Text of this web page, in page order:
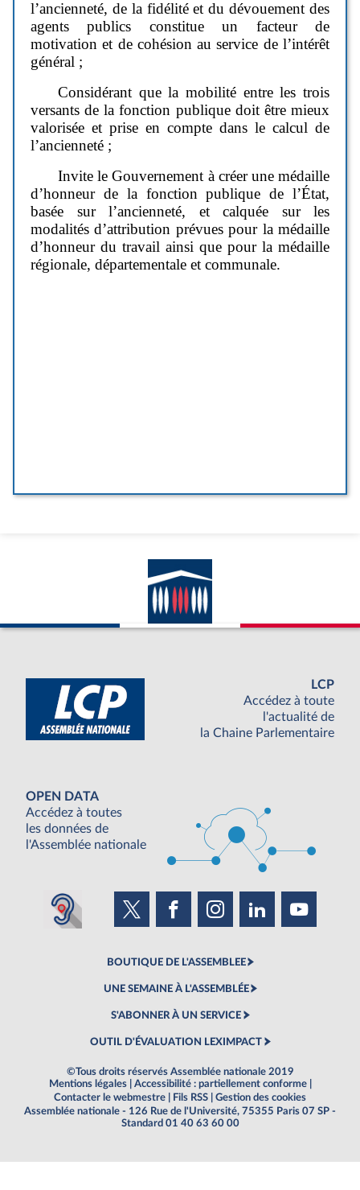
LCP
Accédez à toute
l'actualité de
la Chaine Parlementaire
OPEN DATA
Accédez à toutes
les données de
l'Assemblée nationale
BOUTIQUE DE L'ASSEMBLEE
UNE SEMAINE À L'ASSEMBLÉE
S'ABONNER À UN SERVICE
OUTIL D'ÉVALUATION LEXIMPACT
©Tous droits réservés Assemblée nationale 2019
Mentions légales
Accessibilité : partiellement conforme
Contacter le webmestre
Fils RSS
Gestion des cookies
Assemblée nationale - 126 Rue de l'Université, 75355 Paris 07 SP -
Standard 01 40 63 60 00